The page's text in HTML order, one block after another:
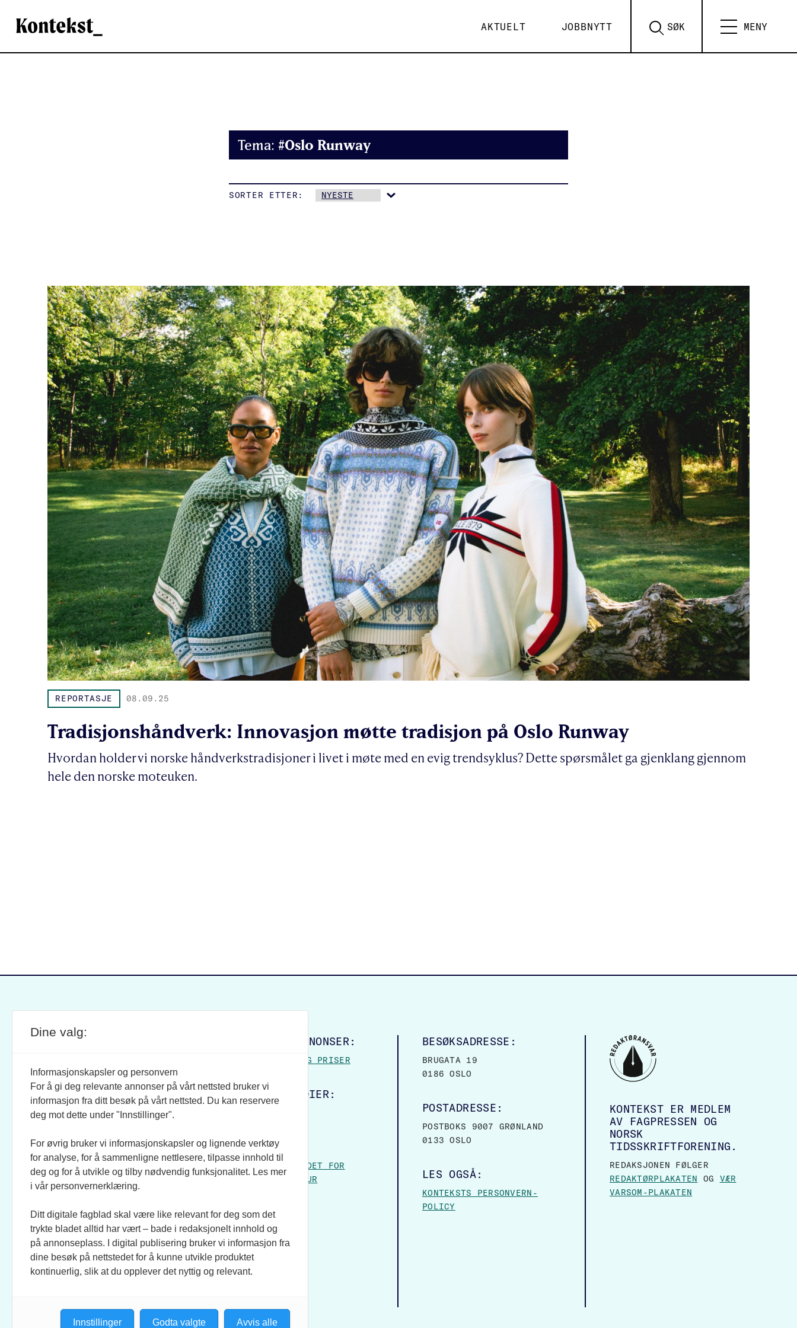
Kontekst AKTUELT JOBBNYTT SØK MENY
Tema: #Oslo Runway
SORTER ETTER:
REPORTASJE 08.09.25
Tradisjonshåndverk: Innovasjon møtte tradisjon på Oslo Runway
Hvordan holder vi norske håndverkstradisjoner i livet i møte med en evig trendsyklus? Dette spørsmålet ga gjenklang gjennom
hele den norske moteuken.
SITE FOOTERANSVARLIG REDAKTØR:
JOURNALISTER:
EVEN FINSRUD
BIDRAGSYTERE:
MAREN DUAAS, RONJA
SAGSTUEN LARSEN, KNUT
LØVÅS, ANLOV PETER
SKAANSAR, EINAR STRAY,
TELLEF ØGRIM.
STILLINGSANNONSER:
STILLINGSANNONSER:
INFORMASJON OG PRISER
SOSIALE MEDIER:
UTGIVER:
CREO – FORBUNDET FOR
KUNST OG KULTUR
BESØKSADRESSE:
BRUGATA 19
0186 OSLO
POSTADRESSE:
POSTBOKS 9007 GRØNLAND
0133 OSLO
LES OGSÅ:
KONTEKSTS PERSONVERN-
POLICY
KONTEKST ER MEDLEM
AV FAGPRESSEN OG
NORSK
TIDSSKRIFTFORENING.
REDAKSJONEN FØLGER
REDAKTØRPLAKATEN OG VÆR
VARSOM-PLAKATEN
Dine valg:
Informasjonskapsler og personvern
For å gi deg relevante annonser på vårt nettsted bruker vi
informasjon fra ditt besøk på vårt nettsted. Du kan reservere
deg mot dette under "Innstillinger".
For øvrig bruker vi informasjonskapsler og lignende verktøy
for analyse, for å sammenligne nettlesere, tilpasse innhold til
deg og for å utvikle og tilby nødvendig funksjonalitet. Les mer
i vår personvernerklæring.
Ditt digitale fagblad skal være like relevant for deg som det
trykte bladet alltid har vært – bade i redaksjonelt innhold og
på annonseplass. I digital publisering bruker vi informasjon fra
dine besøk på nettstedet for å kunne utvikle produktet
kontinuerlig, slik at du opplever det nyttig og relevant.
Avvis alle
Godta valgte
Innstillinger